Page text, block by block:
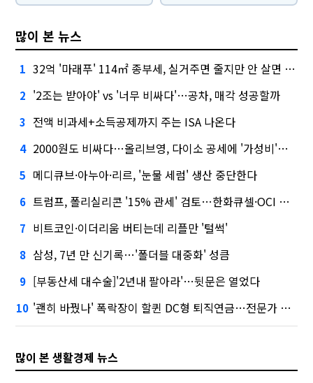
많이 본 뉴스
1 32억 '마래푸' 114㎡ 종부세, 실거주면 줄지만 안 살면 2.5배
2 '2조는 받아야' vs '너무 비싸다'…공차, 매각 성공할까
3 전액 비과세+소득공제까지 주는 ISA 나온다
4 2000원도 비싸다…올리브영, 다이소 공세에 '가성비'로 맞불
5 메디큐브·아누아·리르, '눈물 세럼' 생산 중단한다
6 트럼프, 폴리실리콘 '15% 관세' 검토…한화큐셀·OCI 영향은?
7 비트코인·이더리움 버티는데 리플만 '털썩'
8 삼성, 7년 만 신기록…'폴더블 대중화' 성큼
9 [부동산세 대수술]'2년내 팔아라'…뒷문은 열었다
10 '괜히 바꿨나' 폭락장이 할퀸 DC형 퇴직연금…전문가 조언은
많이 본 생활경제 뉴스